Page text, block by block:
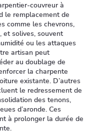
couvreur à
le remplacement de
comme les chevrons,
et solives, souvent
ou les attaques
artisan peut
au doublage de
la charpente
existante. D’autres
le redressement de
des tenons,
d’aronde. Ces
à prolonger la durée de